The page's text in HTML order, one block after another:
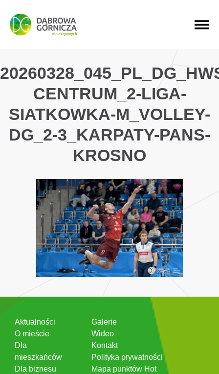
PRZEJDŹ DO MENU GŁÓWNEGO
PRZEJDŹ DO WYSZUKIWARKI
PRZEJDŹ DO TREŚCI
CENTRUM_2-LIGA-
SIATKOWKA-M_VOLLEY-
DG_2-3_KARPATY-PANS-
KROSNO
Aktualności
O mieście
Dla
mieszkańców
Dla biznesu
Galerie
Wideo
Kontakt
Polityka prywatności
Mapa punktów Hot